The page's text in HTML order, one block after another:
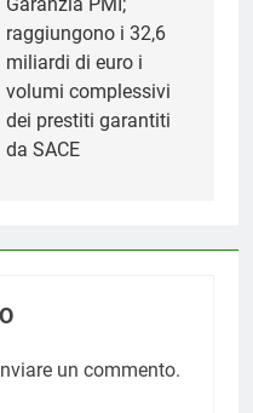
raggiungono i 32,6
miliardi di euro i
volumi complessivi
dei prestiti garantiti
da SACE
un commento.